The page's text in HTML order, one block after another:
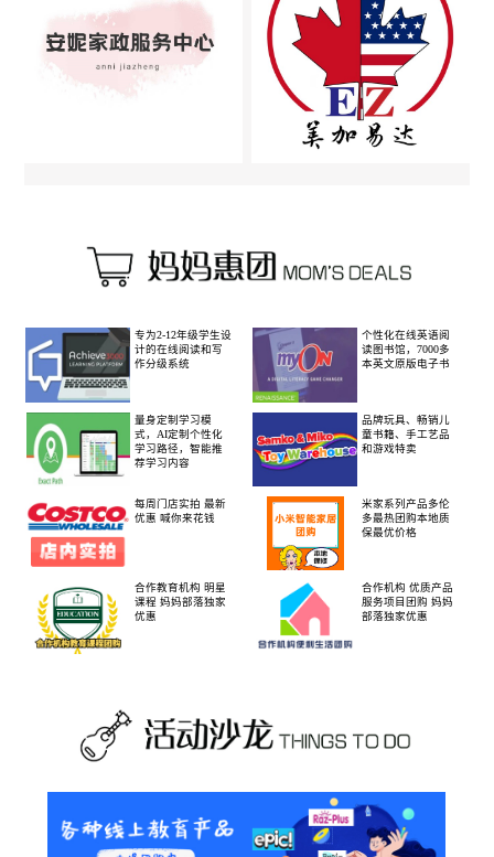
专为2-12年级学生设
计的在线阅读和写
作分级系统
个性化在线英语阅
读图书馆，7000多
本英文原版电子书
量身定制学习模
式，AI定制个性化
学习路径，智能推
荐学习内容
品牌玩具、畅销儿
童书籍、手工艺品
和游戏特卖
每周门店实拍 最新
优惠 喊你来花钱
米家系列产品多伦
多最热团购本地质
保最优价格
合作教育机构 明星
课程 妈妈部落独家
优惠
合作机构 优质产品
服务项目团购 妈妈
部落独家优惠